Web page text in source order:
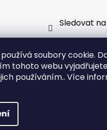
soubory cookie.
tohoto webu
používáním.. Více
Sledovat
skupina GDPR Jak
práva vyhrazena.